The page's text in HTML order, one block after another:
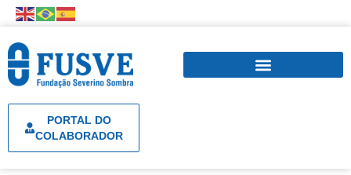
PORTAL DO
COLABORADOR